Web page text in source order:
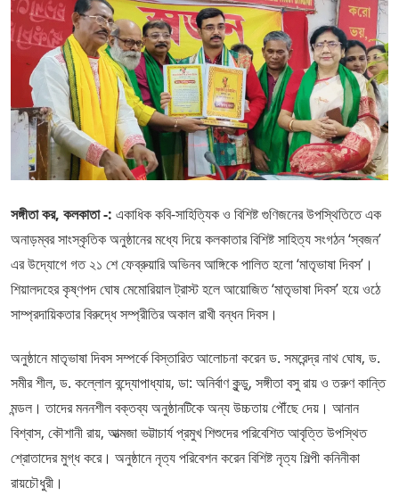
সঙ্গীতা কর, কলকাতা -: একাধিক কবি-সাহিত্যিক ও বিশিষ্ট গুণিজনের উপস্থিতিতে এক
অনাড়ম্বর সাংস্কৃতিক অনুষ্ঠানের মধ্যে দিয়ে কলকাতার বিশিষ্ট সাহিত্য সংগঠন ‘স্বজন’
এর উদ্যোগে গত ২১ শে ফেব্রুয়ারি অভিনব আঙ্গিকে পালিত হলো ‘মাতৃভাষা দিবস’।
শিয়ালদহের কৃষ্ণপদ ঘোষ মেমোরিয়াল ট্রাস্ট হলে আয়োজিত ‘মাতৃভাষা দিবস’ হয়ে ওঠে
সাম্প্রদায়িকতার বিরুদ্ধে সম্প্রীতির অকাল রাখী বন্ধন দিবস।
অনুষ্ঠানে মাতৃভাষা দিবস সম্পর্কে বিস্তারিত আলোচনা করেন ড. সমরেন্দ্র নাথ ঘোষ, ড.
সমীর শীল, ড. কল্লোল বন্দ্যোপাধ্যায়, ডা: অনির্বাণ কুন্ডু, সঙ্গীতা বসু রায় ও তরুণ কান্তি
মন্ডল। তাদের মননশীল বক্তব্য অনুষ্ঠানটিকে অন্য উচ্চতায় পৌঁছে দেয়। আনান
বিশ্বাস, কৌশানী রায়, আত্মজা ভট্টাচার্য প্রমুখ শিশুদের পরিবেশিত আবৃত্তি উপস্থিত
শ্রোতাদের মুগ্ধ করে। অনুষ্ঠানে নৃত্য পরিবেশন করেন বিশিষ্ট নৃত্য শিল্পী কনিনীকা
রায়চৌধুরী।